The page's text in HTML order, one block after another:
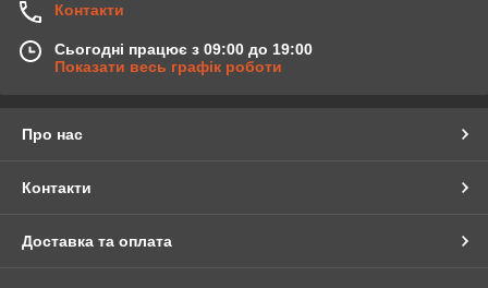
Контакти
Сьогодні працює з 09:00 до 19:00
Показати весь графік роботи
Про нас
Контакти
Доставка та оплата